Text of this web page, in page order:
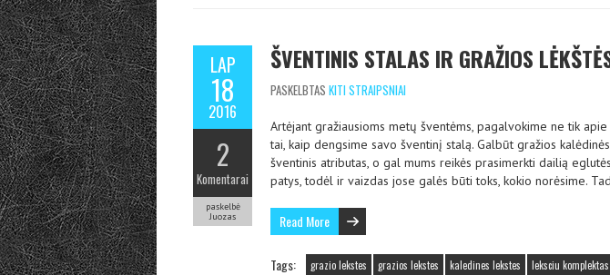
LAP
18
2016
2
Komentarai
paskelbė
Juozas
ŠVENTINIS STALAS IR GRAŽIOS
PASKELBTAS KITI STRAIPSNIAI
Artėjant gražiausioms metų šventėms, pagalvokime ne tik
tai, kaip dengsime savo šventinį stalą. Galbūt gražios
šventinis atributas, o gal mums reikės prasimerkti dailią
patys, todėl ir vaizdas jose galės būti toks, kokio norėsime.
Read More
Tags: grazio lekstes grazios lekstes kaledines lekstes leksciu komplektas